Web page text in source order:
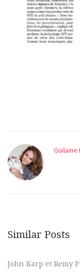
Guilaine
Similar Posts
John Karp et Remy